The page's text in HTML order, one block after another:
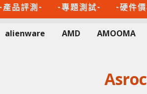
-產品評測- -專題測試- -硬件
alienware AMD AMOOMA